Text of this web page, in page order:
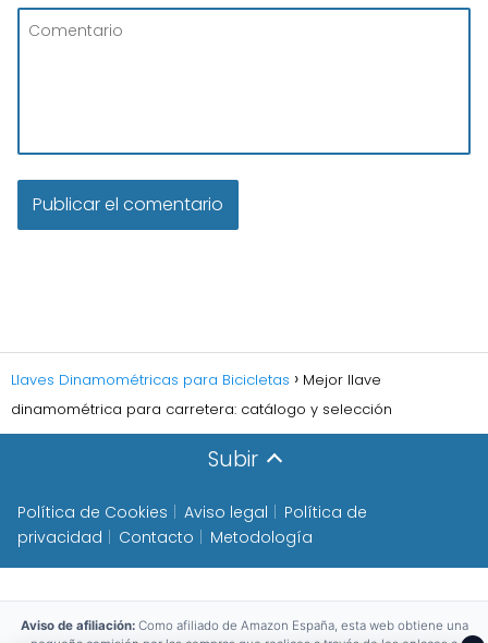
Llaves Dinamométricas para Bicicletas
Mejor llave
dinamométrica para carretera: catálogo y selección
Subir
Política de Cookies Aviso legal
Política de
privacidad
Contacto Metodología
Aviso de afiliación:Como afiliado de Amazon España, esta web obtiene una